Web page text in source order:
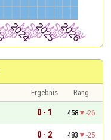
Ergebnis
Rang
0 - 1 458
-26
0 - 2 483
-25